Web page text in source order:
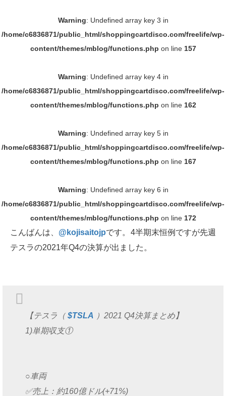
Warning: Undefined array key 3 in
/home/c6836871/public_html/shoppingcartdisco.com/freelife/wp-
content/themes/mblog/functions.php on line 157
Warning: Undefined array key 4 in
/home/c6836871/public_html/shoppingcartdisco.com/freelife/wp-
content/themes/mblog/functions.php on line 162
Warning: Undefined array key 5 in
/home/c6836871/public_html/shoppingcartdisco.com/freelife/wp-
content/themes/mblog/functions.php on line 167
Warning: Undefined array key 6 in
/home/c6836871/public_html/shoppingcartdisco.com/freelife/wp-
content/themes/mblog/functions.php on line 172
こんばんは、 @kojisaitojpです。4半期末恒例ですが先週
テスラの2021年Q4の決算が出ました。
【テスラ（ $TSLA ）2021 Q4決算まとめ】
1)単期収支①
○車両
✅売上：約160億ドル(+71%)